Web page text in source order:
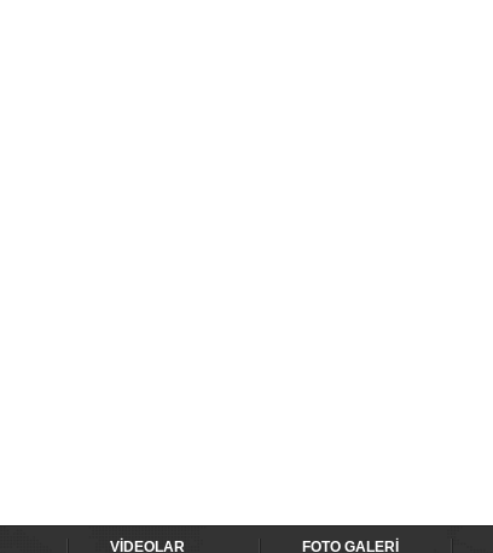
VİDEOLAR FOTO GALERİ